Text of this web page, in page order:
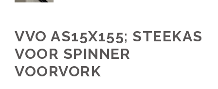
VVO AS15X155; STEEKAS
VOOR SPINNER
VOORVORK